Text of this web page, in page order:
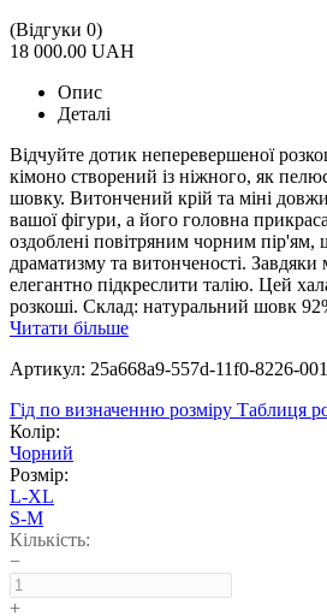
(Відгуки 0)
18 000.00 UAH
Опис
Деталі
Відчуйте дотик неперевершеної
кімоно створений із ніжного, як
шовку. Витончений крій та міні
вашої фігури, а його головна
оздоблені повітряним чорним пір'ям,
драматизму та витонченості.
елегантно підкреслити талію. Цей
розкоші. Склад: натуральний шовк
Читати більше
Артикул: 25a668a9-557d-11f0-8226-
Гід по визначенню розміру Таблиця
Колір:
Чорний
Розмір:
L-XL
S-M
Кількість:
−
+